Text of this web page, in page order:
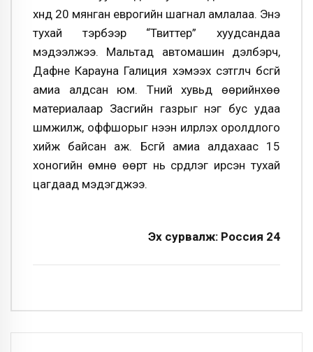
хүнд 20 мянган еврогийн шагнал амлалаа. Энэ
тухай тэрбээр “Твиттер” хуудсандаа
мэдээлжээ. Мальтад автомашин дэлбэрч,
Дафне Карауна Галиция хэмээх сэтгүүлч бүсгүй
амиа алдсан юм. Түүний хувьд өөрийнхөө
материалаар Засгийн газрыг нэг бус удаа
шүүмжилж, оффшорыг нээн илрүүлэх оролдлого
хийж байсан аж. Бүсгүй амиа алдахаас 15
хоногийн өмнө өөрт нь сүрдүүлэг ирсэн тухай
цагдаад мэдэгджээ.
Эх сурвалж: Россия 24